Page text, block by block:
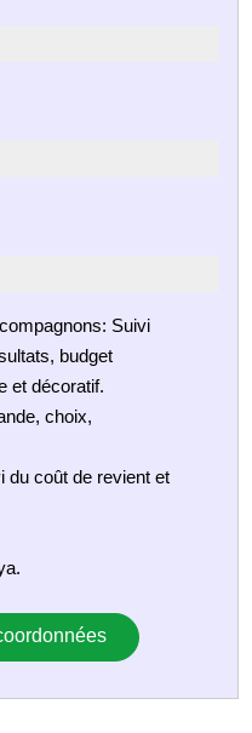
Suivi
budget
et décoratif.
choix,
du coût de revient et